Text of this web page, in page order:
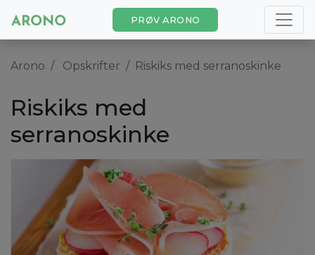
PRØV ARONO
Arono Opskrifter Riskiks med serranoskinke
Riskiks med
serranoskinke